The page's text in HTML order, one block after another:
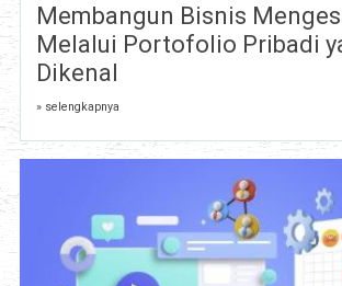
Membangun Bisnis
Melalui Portofolio Pribadi
Dikenal
» selengkapnya